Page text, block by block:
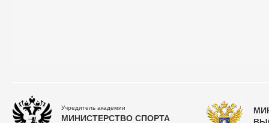
Учредитель академии
МИНИСТЕРСТВО СПОРТА